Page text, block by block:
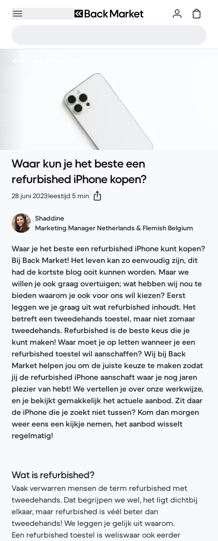
Waar kun je het beste een
refurbished iPhone kopen?
28 juni 2023leestijd 5 min
Shaddine
Marketing Manager Netherlands & Flemish Belgium
Waar je het beste een refurbished iPhone kunt kopen?
Bij Back Market! Het leven kan zo eenvoudig zijn, dit
had de kortste blog ooit kunnen worden. Maar we
willen je ook graag overtuigen; wat hebben wij nou te
bieden waarom je ook voor ons wíl kiezen? Eerst
leggen we je graag uit wat refurbished inhoudt. Het
betreft een tweedehands toestel, maar niet zomaar
tweedehands. Refurbished is de beste keus die je
kunt maken! Waar moet je op letten wanneer je een
refurbished toestel wil aanschaffen? Wij bij Back
Market helpen jou om de juiste keuze te maken zodat
jij de refurbished iPhone aanschaft waar je nog jaren
plezier van hebt! We vertellen je over onze werkwijze,
en je bekijkt gemakkelijk het actuele aanbod. Zit daar
de iPhone die je zoekt niet tussen? Kom dan morgen
weer eens een kijkje nemen, het aanbod wisselt
regelmatig!
Wat is refurbished?
Vaak verwarren mensen de term refurbished met
tweedehands. Dat begrijpen we wel, het ligt dichtbij
elkaar, maar refurbished is véél beter dan
tweedehands! We leggen je gelijk uit waarom.
Een refurbished toestel is weliswaar ook eerder